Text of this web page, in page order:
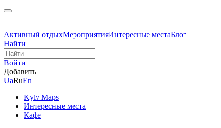
Активный отдыхМероприятияИнтересные местаБлог
Найти
Войти
Добавить
UaRuEn
Kyiv Maps
Интересные места
Кафе